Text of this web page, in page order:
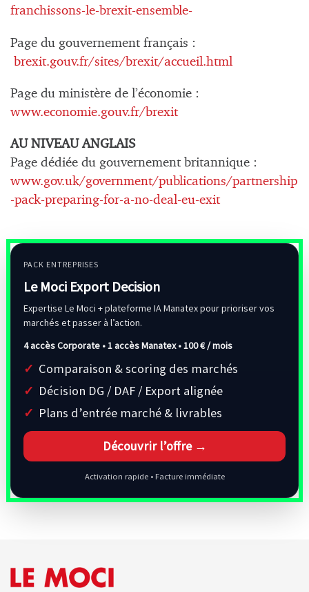
franchissons-le-brexit-ensemble-
Page du gouvernement français :
brexit.gouv.fr/sites/brexit/accueil.html
Page du ministère de l’économie :
www.economie.gouv.fr/brexit
AU NIVEAU ANGLAIS
Page dédiée du gouvernement britannique :
www.gov.uk/government/publications/partnership
-pack-preparing-for-a-no-deal-eu-exit
PACK ENTREPRISES
Le Moci Export Decision
Expertise Le Moci + plateforme IA Manatex pour prioriser vos
marchés et passer à l’action.
4 accès Corporate • 1 accès Manatex •100 € / mois
Comparaison & scoring des marchés
Décision DG / DAF / Export alignée
Plans d’entrée marché & livrables
Découvrir l’offre →
Activation rapide • Facture immédiate